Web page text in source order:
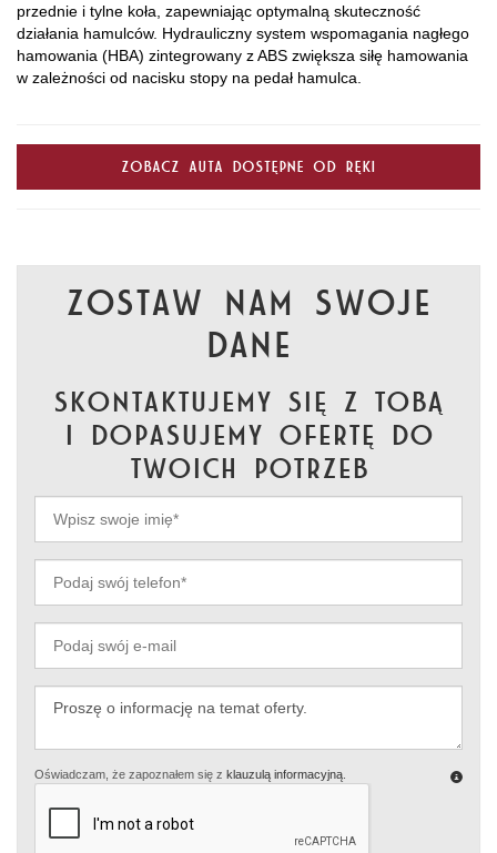
przednie i tylne koła, zapewniając optymalną skuteczność
działania hamulców. Hydrauliczny system wspomagania nagłego
hamowania (HBA) zintegrowany z ABS zwiększa siłę hamowania
w zależności od nacisku stopy na pedał hamulca.
Zobacz auta dostępne od ręki
Zostaw nam swoje
dane
skontaktujemy się z Tobą
i dopasujemy ofertę do
Twoich potrzeb
Oświadczam, że zapoznałem się z klauzulą informacyjną